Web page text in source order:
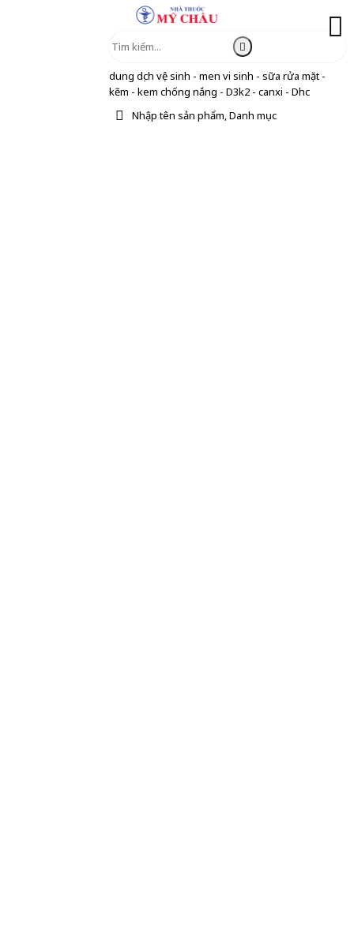
dung dịch vệ sinh - men vi sinh - sữa rửa mặt -
kẽm - kem chống nắng - D3k2 - canxi - Dhc
Nhập tên sản phẩm, Danh mục